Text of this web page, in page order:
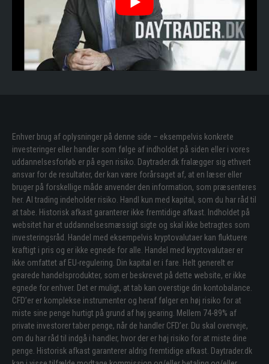
Enhver brug af oplysninger på denne side – eksempelvis konkrete
investeringer eller handler som følge af indholdet på siden eller i vores
uddannelsesforløb er på egen risiko. Daytrader.dk fralægger sig ethvert
ansvar for de resultater, der kan være forårsaget af, at en læser eller
bruger på forskellige måde anvender den information, som præsenteres
her. Al trading indeholder risiko. Handl kun med kapital, som du har råd til
at tabe. Historisk afkast garanterer ikke fremtidige afkast. Indholdet på
websitet har et uddannelsesmæssigt sigte og skal ikke betragtes som
investeringsråd. Handel med eksempelvis kryptovalutaer kan fluktuere
kraftigt i pris og er ikke egnede for alle. Handel med kryptovalutaer er
ikke omfattet af EU-regulering. Din kapital er i fare. Helt generelt er
gearede handelsprodukter, som er beskrevet på dette website, er ikke
egnede for enhver. Det er muligt, at tab kan overstige din kontobalance.
CFD’er er komplekse instrumenter og heraf følger en høj risiko for at
miste sine penge hurtigt på grund af høj gearing. Mellem 74-89% af
private investorer taber penge, når de handler CFD’er. Du skal overveje,
om du har råd til indgå i handler, hvor der er høj risiko for at miste dine
penge. Historisk afkast garanterer aldrig fremtidige afkast. Daytrader.dk